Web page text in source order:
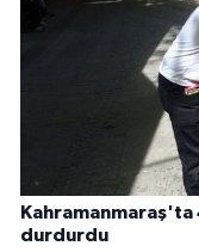
Kahramanmaraş'ta
durdurdu